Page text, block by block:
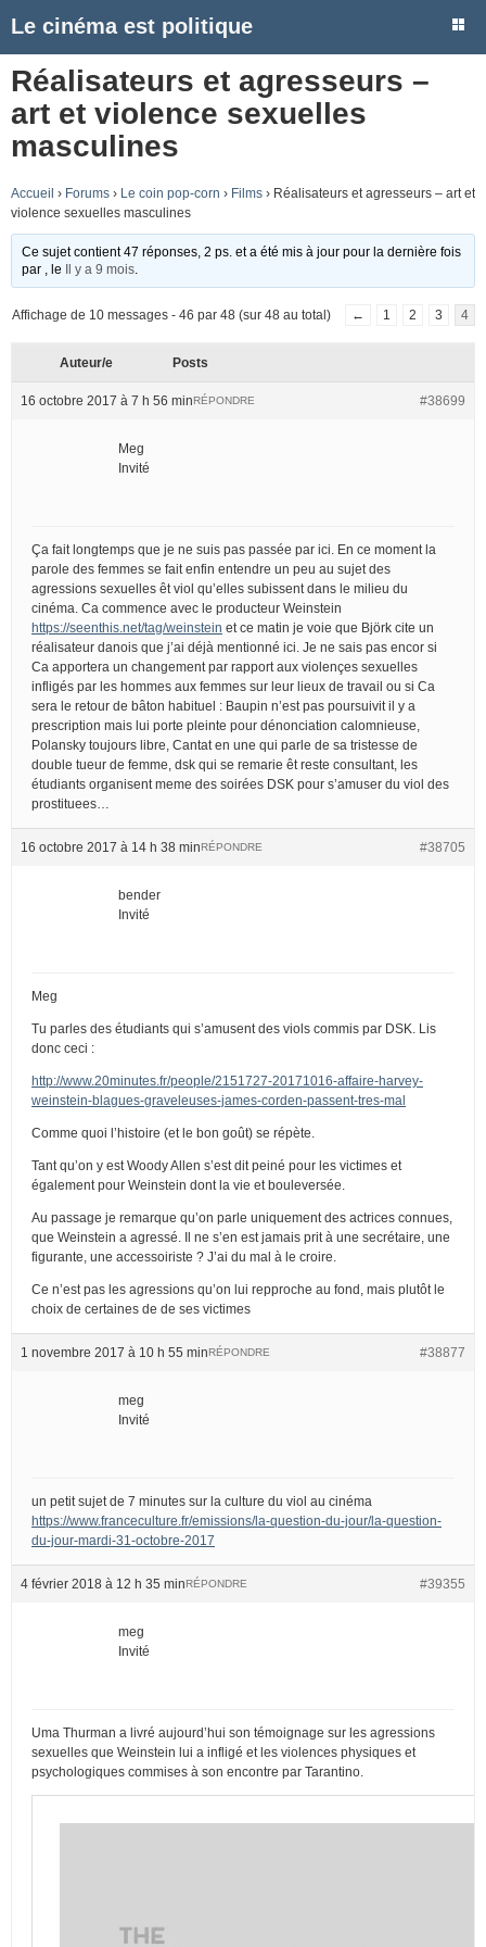
Le cinéma est politique
Réalisateurs et agresseurs –
art et violence sexuelles
masculines
Accueil › Forums › Le coin pop-corn › Films › Réalisateurs et agresseurs – art et
violence sexuelles masculines
Ce sujet contient 47 réponses, 2 ps. et a été mis à jour pour la dernière fois
par
, le Il y a 9 mois
Affichage de 10 messages - 46 par 48 (sur 48 au total) ← 1 2 3 4
Auteur/e Posts
16 octobre 2017 à 7 h 56 min #38699
RÉPONDRE
Meg
Invité
Ça fait longtemps que je ne suis pas passée par ici. En ce moment la
parole des femmes se fait enfin entendre un peu au sujet des
agressions sexuelles êt viol qu’elles subissent dans le milieu du
cinéma. Ca commence avec le producteur Weinstein
https://seenthis.net/tag/weinstein et ce matin je voie que Björk cite un
réalisateur danois que j’ai déjà mentionné ici. Je ne sais pas encor si
Ca apportera un changement par rapport aux violençes sexuelles
infligés par les hommes aux femmes sur leur lieux de travail ou si Ca
sera le retour de bâton habituel : Baupin n’est pas poursuivit il y a
prescription mais lui porte pleinte pour dénonciation calomnieuse,
Polansky toujours libre, Cantat en une qui parle de sa tristesse de
double tueur de femme, dsk qui se remarie êt reste consultant, les
étudiants organisent meme des soirées DSK pour s’amuser du viol des
prostituees…
16 octobre 2017 à 14 h 38 min #38705
RÉPONDRE
bender
Invité
Meg
Tu parles des étudiants qui s’amusent des viols commis par DSK. Lis
donc ceci :
http://www.20minutes.fr/people/2151727-20171016-affaire-harvey-
weinstein-blagues-graveleuses-james-corden-passent-tres-mal
Comme quoi l’histoire (et le bon goût) se répète.
Tant qu’on y est Woody Allen s’est dit peiné pour les victimes et
également pour Weinstein dont la vie et bouleversée.
Au passage je remarque qu’on parle uniquement des actrices connues,
que Weinstein a agressé. Il ne s’en est jamais prit à une secrétaire, une
figurante, une accessoiriste ? J’ai du mal à le croire.
Ce n’est pas les agressions qu’on lui repproche au fond, mais plutôt le
choix de certaines de de ses victimes
1 novembre 2017 à 10 h 55 min #38877
RÉPONDRE
meg
Invité
un petit sujet de 7 minutes sur la culture du viol au cinéma
https://www.franceculture.fr/emissions/la-question-du-jour/la-question-
du-jour-mardi-31-octobre-2017
4 février 2018 à 12 h 35 min #39355
RÉPONDRE
meg
Invité
Uma Thurman a livré aujourd’hui son témoignage sur les agressions
sexuelles que Weinstein lui a infligé et les violences physiques et
psychologiques commises à son encontre par Tarantino.